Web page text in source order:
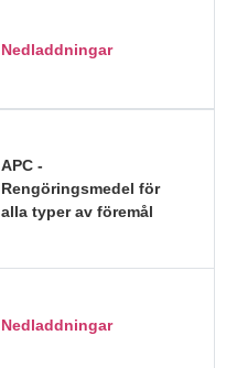
Nedladdningar
APC -
Rengöringsmedel för
alla typer av föremål
Nedladdningar